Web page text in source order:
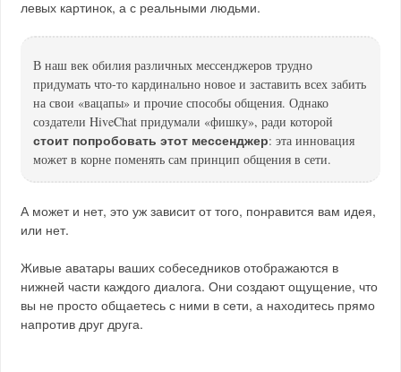
левых картинок, а с реальными людьми.
В наш век обилия различных мессенджеров трудно
придумать что-то кардинально новое и заставить всех забить
на свои «вацапы» и прочие способы общения. Однако
создатели HiveChat придумали «фишку», ради которой
стоит попробовать этот мессенджер: эта инновация
может в корне поменять сам принцип общения в сети.
А может и нет, это уж зависит от того, понравится вам идея,
или нет.
Живые аватары ваших собеседников отображаются в
нижней части каждого диалога. Они создают ощущение, что
вы не просто общаетесь с ними в сети, а находитесь прямо
напротив друг друга.